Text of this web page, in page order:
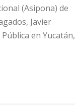
(Asipona) de
Javier
en Yucatán,